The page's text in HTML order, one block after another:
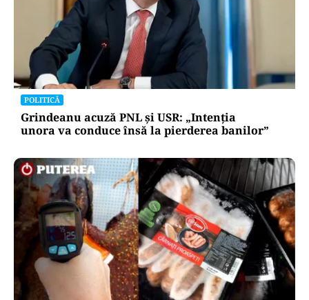
POLITICĂ
Cum explică Ilie Bolojan dezastrul economic
din România: „Am procedat corect față de țara
noastră”